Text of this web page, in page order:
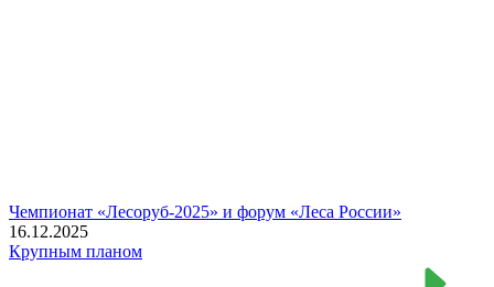
Чемпионат «Лесоруб-2025» и форум «Леса России»
16.12.2025
Крупным планом